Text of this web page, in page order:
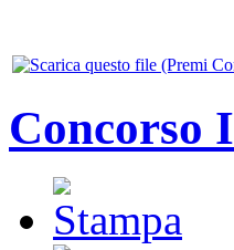
Concorso